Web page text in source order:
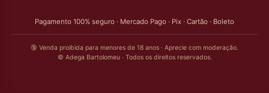
Pagamento 100% seguro · Mercado Pago · Pix · Cartão · Boleto
🔞 Venda proibida para menores de 18 anos · Aprecie com moderação.
© Adega Bartolomeu · Todos os direitos reservados.